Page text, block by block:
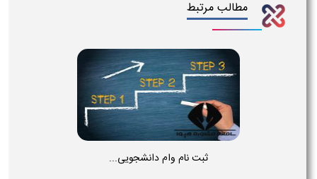
مطالب مرتبط
ثبت نام وام دانشجویی...